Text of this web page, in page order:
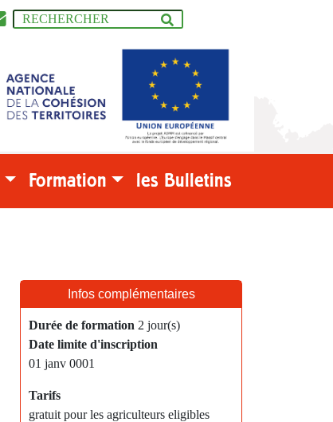
Formation les Bulletins
Infos complémentaires
Durée de formation 2 jour(s)
Date limite d'inscription
01 janv 0001
Tarifs
gratuit pour les agriculteurs eligibles